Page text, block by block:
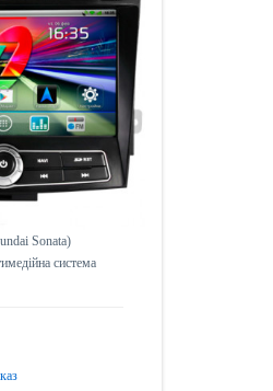
Sonata)
система